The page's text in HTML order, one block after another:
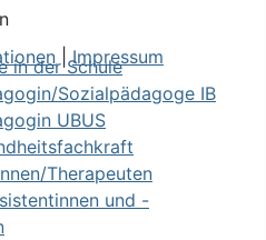
in der Schule
Sozialpädagoge IB
UBUS
Therapeuten
und -
|Impressum